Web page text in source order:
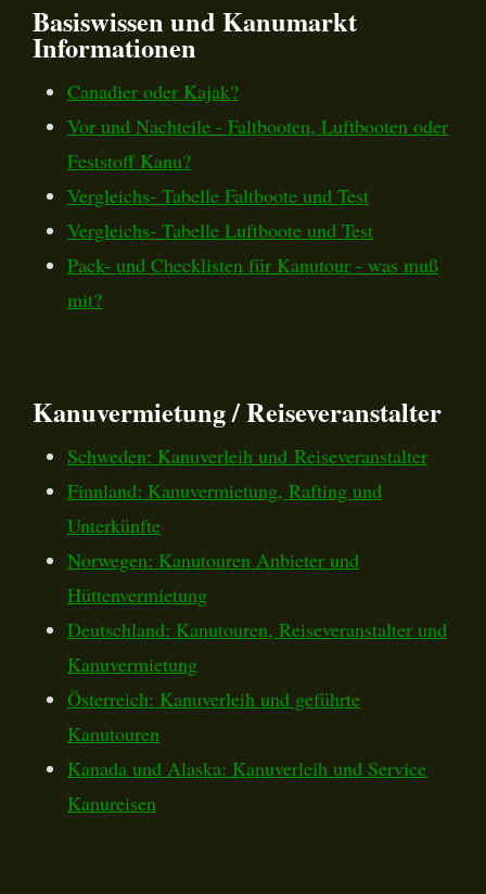
Basiswissen und Kanumarkt
Informationen
Canadier oder Kajak?
Vor und Nachteile - Faltbooten, Luftbooten oder
Feststoff Kanu?
Vergleichs- Tabelle Faltboote und Test
Vergleichs- Tabelle Luftboote und Test
Pack- und Checklisten für Kanutour - was muß
mit?
Kanuvermietung / Reiseveranstalter
Schweden: Kanuverleih und Reiseveranstalter
Finnland: Kanuvermietung, Rafting und
Unterkünfte
Norwegen: Kanutouren Anbieter und
Hüttenvermietung
Deutschland: Kanutouren, Reiseveranstalter und
Kanuvermietung
Österreich: Kanuverleih und geführte
Kanutouren
Kanada und Alaska: Kanuverleih und Service
Kanureisen